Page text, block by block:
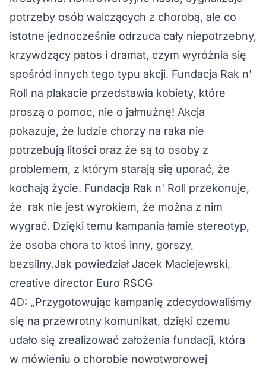
potrzeby osób walczących z chorobą, ale co
istotne jednocześnie odrzuca cały niepotrzebny,
krzywdzący patos i dramat, czym wyróżnia się
spośród innych tego typu akcji. Fundacja Rak n'
Roll na plakacie przedstawia kobiety, które
proszą o pomoc, nie o jałmużnę! Akcja
pokazuje, że ludzie chorzy na raka nie
potrzebują litości oraz że są to osoby z
problemem, z którym starają się uporać, że
kochają życie. Fundacja Rak n' Roll przekonuje,
że rak nie jest wyrokiem, że można z nim
wygrać. Dzięki temu kampania łamie stereotyp,
że osoba chora to ktoś inny, gorszy,
bezsilny.Jak powiedział Jacek Maciejewski,
creative director Euro RSCG
4D: „Przygotowując kampanię zdecydowaliśmy
się na przewrotny komunikat, dzięki czemu
udało się zrealizować założenia fundacji, która
w mówieniu o chorobie nowotworowej